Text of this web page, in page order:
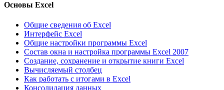
Основы Excel
Общие сведения об Excel
Интерфейс Excel
Общие настройки программы Excel
Состав окна и настройка программы Excel 2007
Создание, сохранение и открытие книги Excel
Вычисляемый столбец
Как работать с итогами в Excel
Консолидация данных